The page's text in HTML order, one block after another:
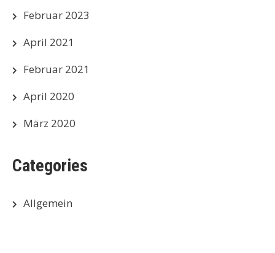
Februar 2023
April 2021
Februar 2021
April 2020
März 2020
Categories
Allgemein